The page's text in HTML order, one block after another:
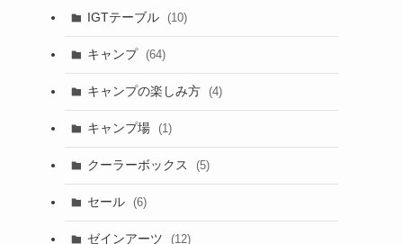
IGTテーブル (10)
キャンプ (64)
キャンプの楽しみ方 (4)
キャンプ場 (1)
クーラーボックス (5)
セール (6)
ゼインアーツ (12)